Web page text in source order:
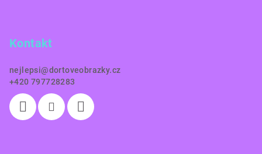
Kontakt
nejlepsi@dortoveobrazky.cz
+420 797728283